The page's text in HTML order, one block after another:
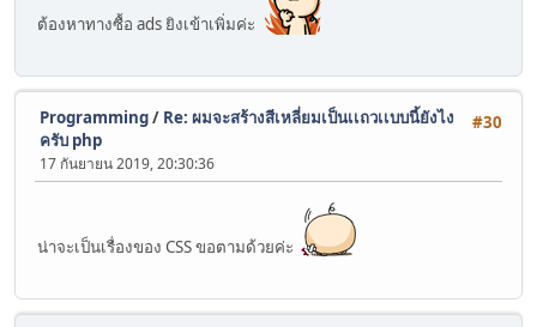
ต้องหาทางซื้อ ads ยิงเข้าเพิ่มค่ะ
#30
Programming/ Re: ผมจะสร้างสีเหลี่ยมเป็นเเถวเเบบนี้ยังไง
ครับ php
17 กันยายน 2019, 20:30:36
น่าจะเป็นเรื่องของ CSS ขอตามด้วยค่ะ